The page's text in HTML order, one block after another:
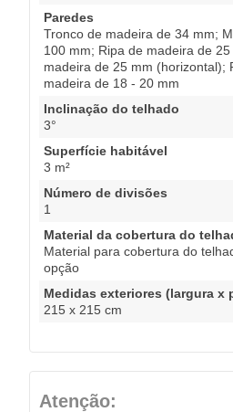
Paredes
Tronco de madeira de 34 mm;
100 mm; Ripa de madeira de
madeira de 25 mm (horizontal);
madeira de 18 - 20 mm
Inclinação do telhado
3°
Superfície habitável
3 m²
Número de divisões
1
Material da cobertura do
Material para cobertura do
opção
Medidas exteriores (largura x
215 x 215 cm
Atenção: